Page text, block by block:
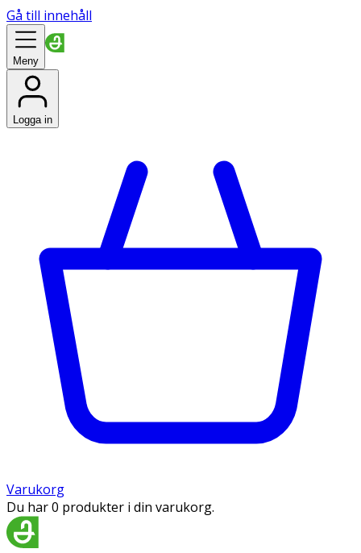
Gå till innehåll
Meny
Logga in
Varukorg
Du har 0 produkter i din varukorg.